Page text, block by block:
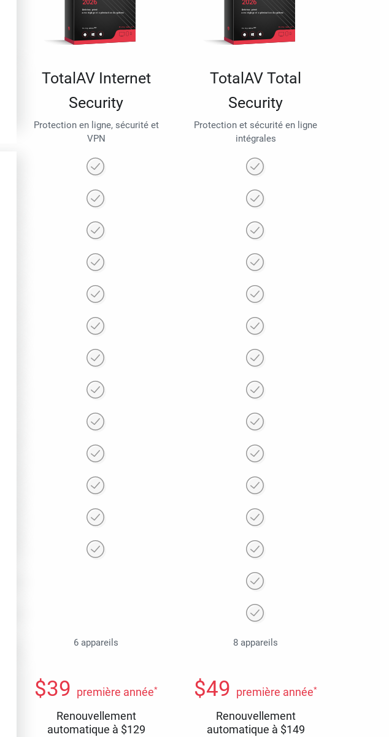
TotalAV Internet
Security
Protection en ligne, sécurité et
VPN
TotalAV Total
Security
Protection et sécurité en ligne
intégrales
6 appareils 8 appareils
$39 première année*
Renouvellement
automatique à $129
$49 première année*
Renouvellement
automatique à $149